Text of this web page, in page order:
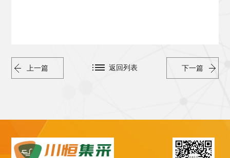
上一篇 下一篇
返回列表